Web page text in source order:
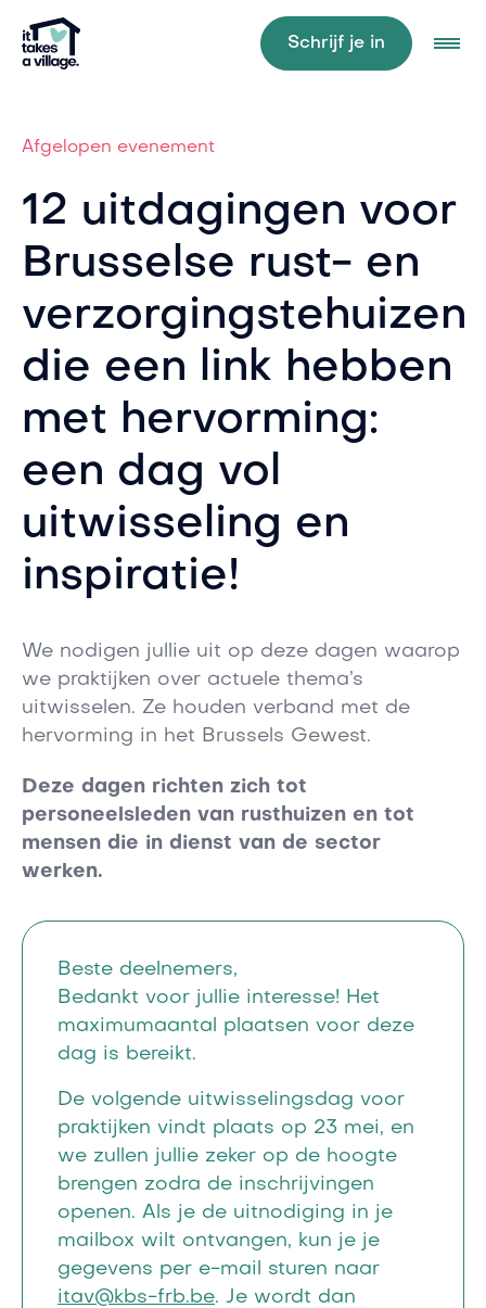
Schrijf je in
Afgelopen evenement
12 uitdagingen voor
Brusselse rust- en
verzorgingstehuizen
die een link hebben
met hervorming:
een dag vol
uitwisseling en
inspiratie!
We nodigen jullie uit op deze dagen waarop
we praktijken over actuele thema’s
uitwisselen. Ze houden verband met de
hervorming in het Brussels Gewest.
Deze dagen richten zich tot
personeelsleden van rusthuizen en tot
mensen die in dienst van de sector
werken.
Beste deelnemers,
Bedankt voor jullie interesse! Het
maximumaantal plaatsen voor deze
dag is bereikt.
De volgende uitwisselingsdag voor
praktijken vindt plaats op 23 mei, en
we zullen jullie zeker op de hoogte
brengen zodra de inschrijvingen
openen. Als je de uitnodiging in je
mailbox wilt ontvangen, kun je je
gegevens per e-mail sturen naar
itav@kbs-frb.be. Je wordt dan